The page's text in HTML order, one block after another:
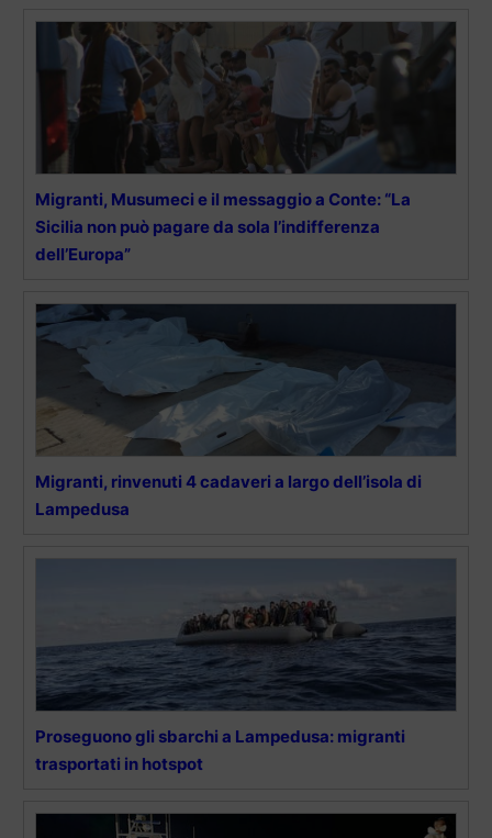
Migranti, Musumeci e il messaggio a Conte: “La
Sicilia non può pagare da sola l’indifferenza
dell’Europa”
Migranti, rinvenuti 4 cadaveri a largo dell’isola di
Lampedusa
Proseguono gli sbarchi a Lampedusa: migranti
trasportati in hotspot